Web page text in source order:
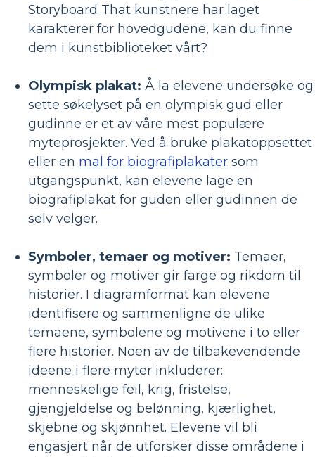
Storyboard That kunstnere har laget
karakterer for hovedgudene, kan du finne
dem i kunstbiblioteket vårt?
Olympisk plakat: Å la elevene undersøke og
sette søkelyset på en olympisk gud eller
gudinne er et av våre mest populære
myteprosjekter. Ved å bruke plakatoppsettet
eller en mal for biografiplakater som
utgangspunkt, kan elevene lage en
biografiplakat for guden eller gudinnen de
selv velger.
Symboler, temaer og motiver: Temaer,
symboler og motiver gir farge og rikdom til
historier. I diagramformat kan elevene
identifisere og sammenligne de ulike
temaene, symbolene og motivene i to eller
flere historier. Noen av de tilbakevendende
ideene i flere myter inkluderer:
menneskelige feil, krig, fristelse,
gjengjeldelse og belønning, kjærlighet,
skjebne og skjønnhet. Elevene vil bli
engasjert når de utforsker disse områdene i